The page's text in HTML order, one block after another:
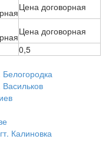
Цена договорная
Цена договорная
0,5
Калиновка